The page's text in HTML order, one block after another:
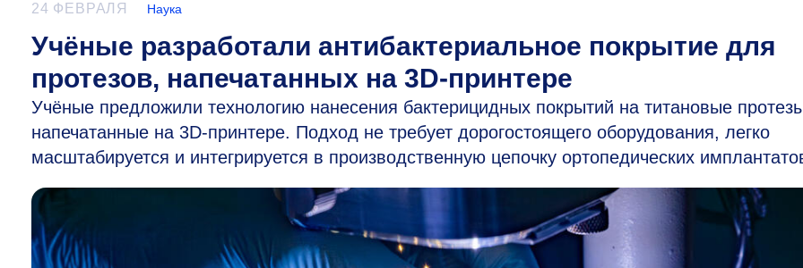
24 ФЕВРАЛЯ Наука
Учёные разработали антибактериальное покрытие для
протезов, напечатанных на 3D-принтере
Учёные предложили технологию нанесения бактерицидных покрытий на титановые
напечатанные на 3D-принтере. Подход не требует дорогостоящего оборудования, легко
масштабируется и интегрируется в производственную цепочку ортопедических